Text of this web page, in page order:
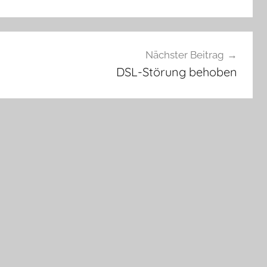
Nächster Beitrag
DSL-Störung behoben